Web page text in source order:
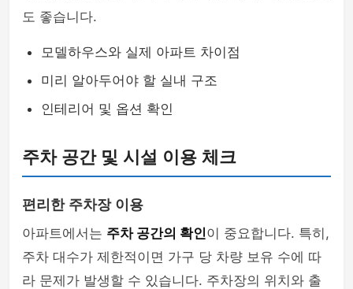
도 좋습니다.
모델하우스와 실제 아파트 차이점
미리 알아두어야 할 실내 구조
인테리어 및 옵션 확인
주차 공간 및 시설 이용 체크
편리한 주차장 이용
아파트에서는 주차 공간의 확인이 중요합니다. 특히,
주차 대수가 제한적이면 가구 당 차량 보유 수에 따
라 문제가 발생할 수 있습니다. 주차장의 위치와 출